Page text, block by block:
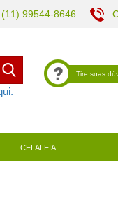
(11) 99544-8646
Tire suas
CEFALEIA